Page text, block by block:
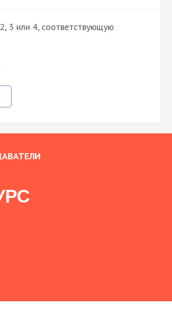
3 или 4, соответствующую